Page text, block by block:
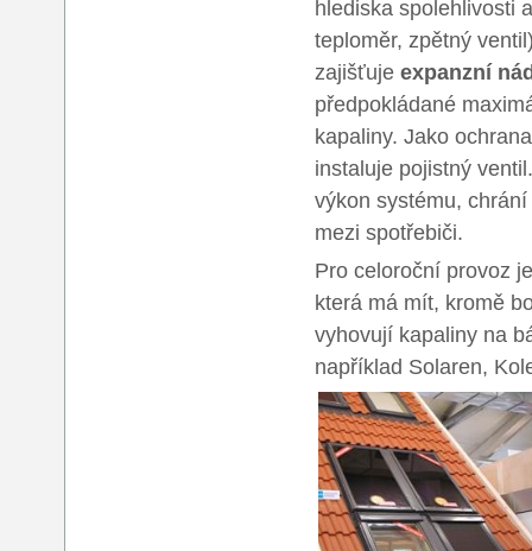
hlediska spolehlivosti
teploměr, zpětný
zajišťuje expanzní
předpokládané
kapaliny. Jako
instaluje pojistný
výkon systému,
mezi spotřebiči.
Pro celoroční provoz
která má mít, kromě
vyhovují kapaliny na
například Solaren,